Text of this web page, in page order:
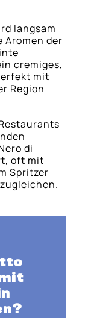
langsam
Aromen der
cremiges,
mit
Region
di
oft mit
Spritzer